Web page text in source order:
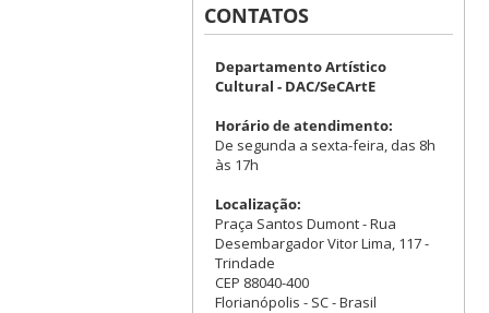
CONTATOS
Departamento Artístico
Cultural - DAC/SeCArtE
Horário de atendimento:
De segunda a sexta-feira, das 8h
às 17h
Localização:
Praça Santos Dumont - Rua
Desembargador Vitor Lima, 117 -
Trindade
CEP 88040-400
Florianópolis - SC - Brasil